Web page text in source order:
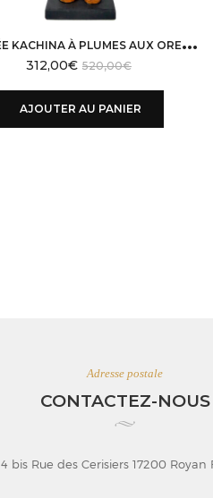
P
OUPÉE KACHINA À PLUMES AUX OREILLES PLATES TASAP MANA EN BOIS HOPI
520,00€
312,00€
AJOUTER AU PANIER
Adresse postale
CONTACTEZ-NOUS
4 bis Rue des Cerisiers 17200 Royan